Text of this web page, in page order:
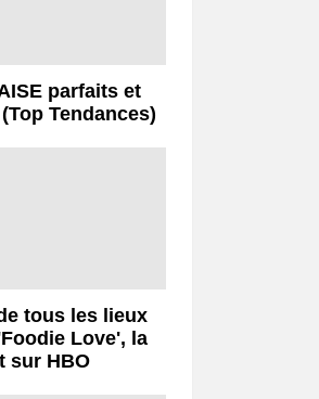
parfaits et
Tendances)
tous les lieux
Love', la
sur HBO